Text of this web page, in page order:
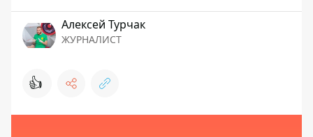
Алексей Турчак
ЖУРНАЛИСТ
👍